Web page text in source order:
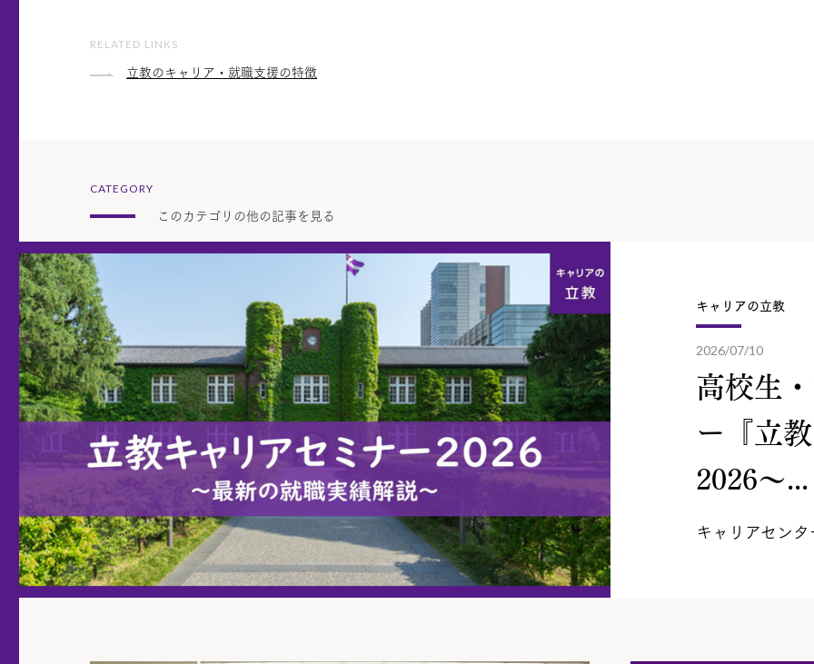
RELATED LINKS
立教のキャリア・就職支援の特徴
CATEGORY
このカテゴリの他の記事を見る
キャリアの立教
2026/07/10
高校生
ー『立
2026～...
キャリアセン